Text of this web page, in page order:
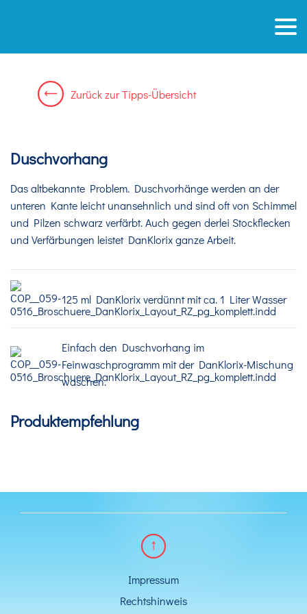
Zurück zur Tipps-Übersicht
Duschvorhang
Das altbekannte Problem. Duschvorhänge werden an der
unteren Kante leicht unansehnlich und sind oft von Schimmel
und Pilzen schwarz verfärbt. Auch gegen derlei Stockflecken
und Verfärbungen leistet DanKlorix ganze Arbeit.
125 ml DanKlorix verdünnt mit ca. 1 Liter Wasser
Einfach den Duschvorhang im
Feinwaschprogramm mit der DanKlorix-Mischung
waschen.
Produktempfehlung
Impressum
Rechtshinweis